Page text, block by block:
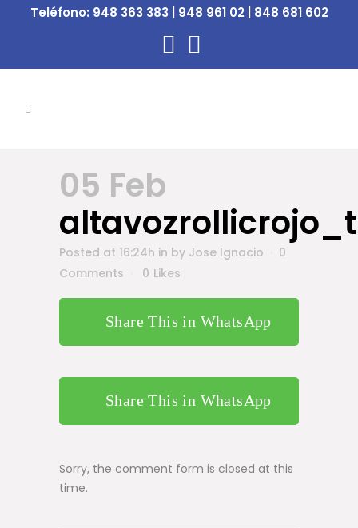
Teléfono: 948 363 383 | 948 961 02 | 848 681 602
05 Feb
Posted at 16:24h in by Jose Ignacio
0
Comments
0 Likes
Share This in WhatsApp
Share This in WhatsApp
Sorry, the comment form is closed at this
time.